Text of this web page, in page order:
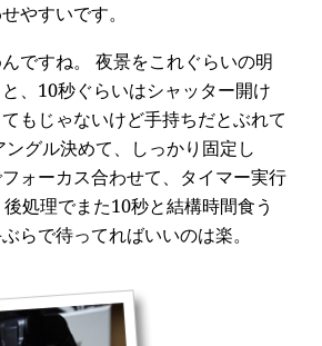
やすいです。
ですね。 夜景をこれぐらいの明
、10秒ぐらいはシャッター開け
もじゃないけど手持ちだとぶれて
ングル決めて、しっかり固定し
ォーカス合わせて、タイマー実行
処理でまた10秒と結構時間食う
らで待ってればいいのは楽。